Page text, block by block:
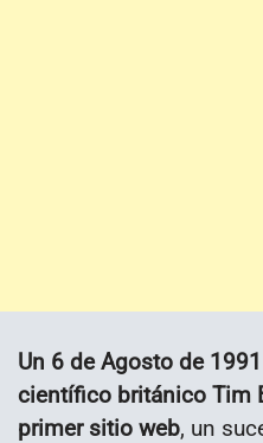
Un 6 de Agosto de 1991
científico británico Tim
primer sitio web, un